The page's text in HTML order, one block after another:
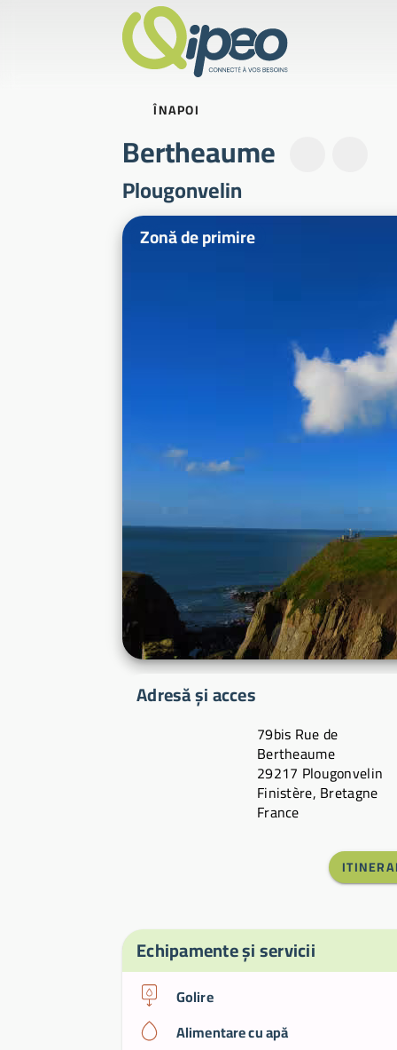
ÎNAPOI
Bertheaume
Plougonvelin
Fotografii ilustrative
Zonă de primire
Adresă și acces
79bis Rue de
Bertheaume
29217 Plougonvelin
Finistère, Bretagne
France
Echipamente și servicii
Golire
Alimentare cu apă